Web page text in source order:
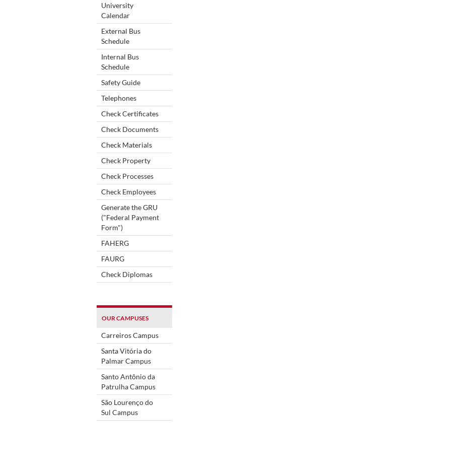
University
Calendar
External Bus
Schedule
Internal Bus
Schedule
Safety Guide
Telephones
Check Certificates
Check Documents
Check Materials
Check Property
Check Processes
Check Employees
Generate the GRU
("Federal Payment
Form")
FAHERG
FAURG
Check Diplomas
OUR CAMPUSES
Carreiros Campus
Santa Vitória do
Palmar Campus
Santo Antônio da
Patrulha Campus
São Lourenço do
Sul Campus